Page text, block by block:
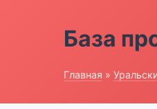
База
Главная »